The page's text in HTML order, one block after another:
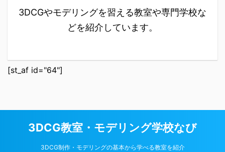
3DCGやモデリングを習える教室や専門学校な
どを紹介しています。
[st_af id="64"]
3DCG教室・モデリング学校なび
3DCG制作・モデリングの基本から学べる教室を紹介